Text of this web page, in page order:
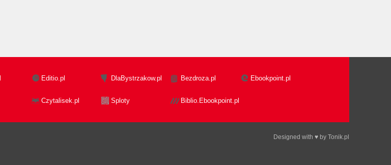
Editio.pl DlaBystrzakow.pl Bezdroza.pl Ebookpoint.pl
Czytalisek.pl Sploty Biblio.Ebookpoint.pl
Designed with ♥ by Tonik.pl